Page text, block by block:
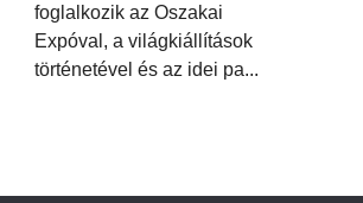
foglalkozik az Oszakai
Expóval, a világkiállítások
történetével és az idei pa...